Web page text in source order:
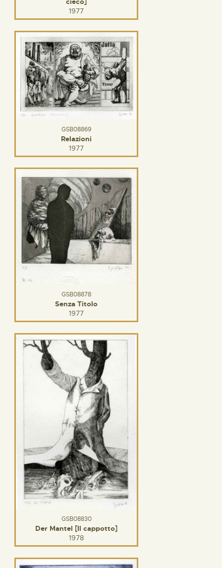
1977
GSB08869
Relazioni
1977
GSB08878
Senza Titolo
1977
GSB08830
Der Mantel [Il cappotto]
1978